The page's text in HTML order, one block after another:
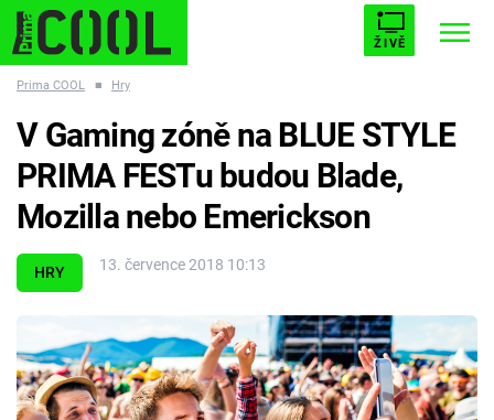
ŽIVĚ
ESCAPE PLNEJ KOTEL AVENGERS 5
Témata
Filmy
Seriály
Prima COOL ■ Hry
HRY 13. července 2018 10:13
V Gaming zóně na BLUE STYLE
PRIMA FESTu budou Blade,
Mozilla nebo Emerickson